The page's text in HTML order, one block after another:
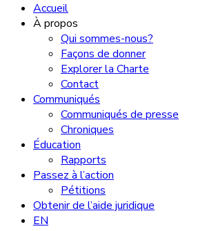
Accueil
À propos
Qui sommes-nous?
Façons de donner
Explorer la Charte
Contact
Communiqués
Communiqués de presse
Chroniques
Éducation
Rapports
Passez à l’action
Pétitions
Obtenir de l’aide juridique
EN